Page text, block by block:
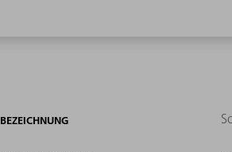
BEZEICHNUNG